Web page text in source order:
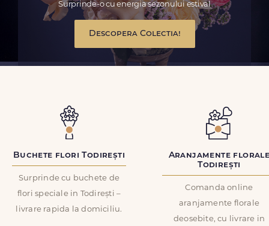
Surprinde-o cu energia sezonului estival
Descopera Colectia!
Buchete flori Todirești
Surprinde cu buchete de
flori speciale in Todirești –
livrare rapida la domiciliu.
Aranjamente
Todirești
Comanda online
aranjamente florale
deosebite, cu livrare in